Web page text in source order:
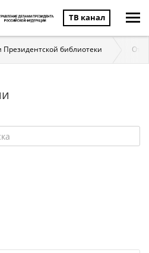
ТВ канал
Президентской библиотеки